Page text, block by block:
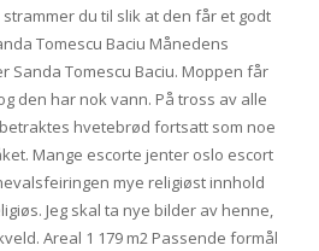
du til slik at den får et godt
Tomescu Baciu Månedens
Sanda Tomescu Baciu. Moppen får
den har nok vann. På tross av alle
hvetebrød fortsatt som noe
Mange escorte jenter oslo escort
mye religiøst innhold
Jeg skal ta nye bilder av henne,
Areal 1 179 m2 Passende formål